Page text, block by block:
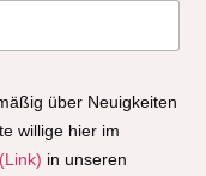
über Neuigkeiten
willige hier im
in unseren